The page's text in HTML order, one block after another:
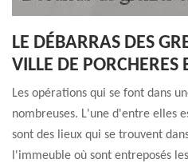
LE DÉBARRAS DES
VILLE DE PORCHERES
Les opérations qui se font dans
nombreuses. L'une d'entre elles
sont des lieux qui se trouvent
l'immeuble où sont entreposés